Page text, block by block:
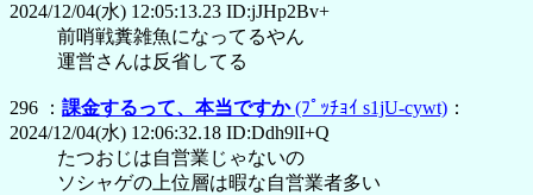
2024/12/04(水) 12:05:13.23 ID:jJHp2Bv+
前哨戦糞雑魚になってるやん
運営さんは反省してる
296 ： 課金するって、本当ですか(ﾌﾟｯﾁｮｲ s1jU-cywt) ：
2024/12/04(水) 12:06:32.18 ID:Ddh9lI+Q
たつおじは自営業じゃないの
ソシャゲの上位層は暇な自営業者多い